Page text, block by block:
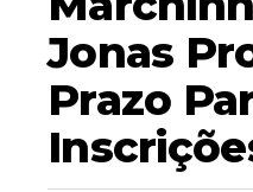
Jonas
Prazo